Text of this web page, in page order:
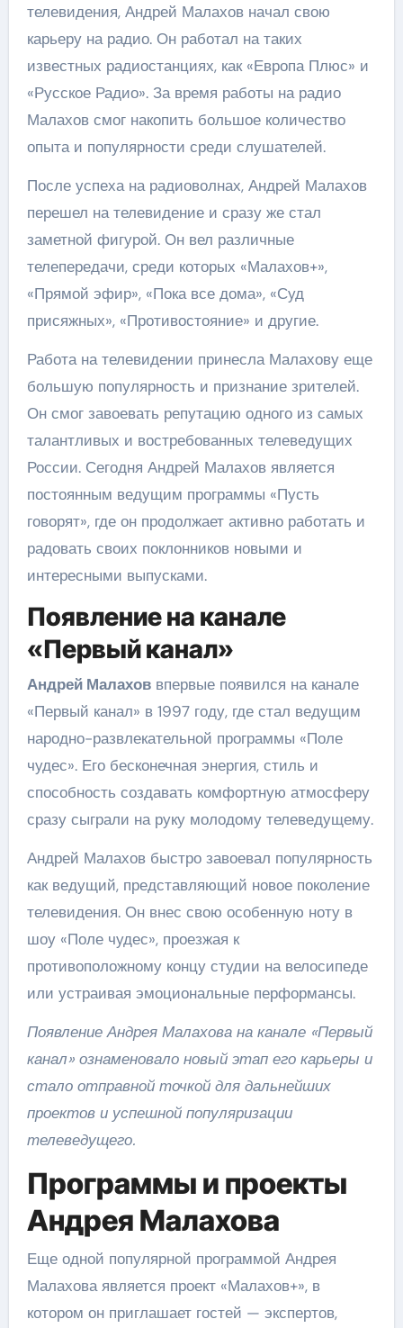
телевидения, Андрей Малахов начал свою
карьеру на радио. Он работал на таких
известных радиостанциях, как «Европа Плюс» и
«Русское Радио». За время работы на радио
Малахов смог накопить большое количество
опыта и популярности среди слушателей.
После успеха на радиоволнах, Андрей Малахов
перешел на телевидение и сразу же стал
заметной фигурой. Он вел различные
телепередачи, среди которых «Малахов+»,
«Прямой эфир», «Пока все дома», «Суд
присяжных», «Противостояние» и другие.
Работа на телевидении принесла Малахову еще
большую популярность и признание зрителей.
Он смог завоевать репутацию одного из самых
талантливых и востребованных телеведущих
России. Сегодня Андрей Малахов является
постоянным ведущим программы «Пусть
говорят», где он продолжает активно работать и
радовать своих поклонников новыми и
интересными выпусками.
Появление на канале
«Первый канал»
Андрей Малаховвпервые появился на канале
«Первый канал» в 1997 году, где стал ведущим
народно-развлекательной программы «Поле
чудес». Его бесконечная энергия, стиль и
способность создавать комфортную атмосферу
сразу сыграли на руку молодому телеведущему.
Андрей Малахов быстро завоевал популярность
как ведущий, представляющий новое поколение
телевидения. Он внес свою особенную ноту в
шоу «Поле чудес», проезжая к
противоположному концу студии на велосипеде
или устраивая эмоциональные перформансы.
Появление Андрея Малахова на канале «Первый
канал» ознаменовало новый этап его карьеры и
стало отправной точкой для дальнейших
проектов и успешной популяризации
телеведущего.
Программы и проекты
Андрея Малахова
Еще одной популярной программой Андрея
Малахова является проект «Малахов+», в
котором он приглашает гостей — экспертов,